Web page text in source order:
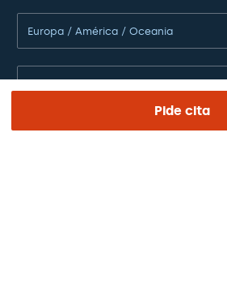
Pide cita
Europa / América / Oceania